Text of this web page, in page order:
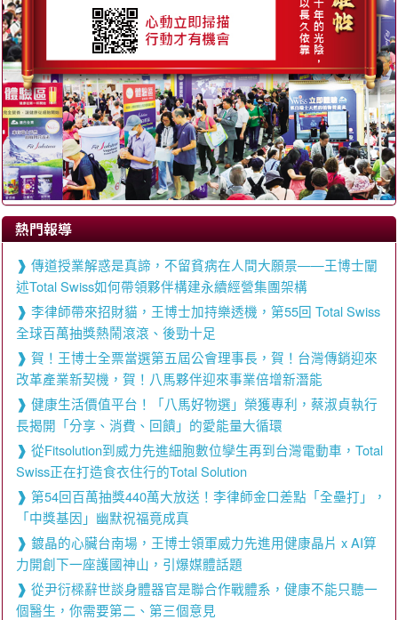
熱門報導
傳道授業解惑是真諦，不留貧病在人間大願景——王博士闡
述Total Swiss如何帶領夥伴構建永續經營集團架構
李律師帶來招財貓，王博士加持樂透機，第55回 Total Swiss
全球百萬抽獎熱鬧滾滾、後勁十足
賀！王博士全票當選第五屆公會理事長，賀！台灣傳銷迎來
改革產業新契機，賀！八馬夥伴迎來事業倍增新潛能
健康生活價值平台！「八馬好物選」榮獲專利，蔡淑貞執行
長揭開「分享、消費、回饋」的愛能量大循環
從Fitsolution到威力先進細胞數位孿生再到台灣電動車，Total
Swiss正在打造食衣住行的Total Solution
第54回百萬抽獎440萬大放送！李律師金口差點「全壘打」，
「中獎基因」幽默祝福竟成真
鍍晶的心臟台南場，王博士領軍威力先進用健康晶片 x AI算
力開創下一座護國神山，引爆媒體話題
從尹衍樑辭世談身體器官是聯合作戰體系，健康不能只聽一
個醫生，你需要第二、第三個意見